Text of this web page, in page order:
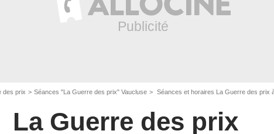
des prix Séances "La Guerre des prix" Vaucluse Séances et horaires La Guerre des prix
La Guerre des prix